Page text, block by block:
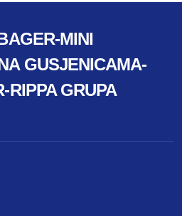
MINI
GUSJENICAMA-
RIPPA GRUPA